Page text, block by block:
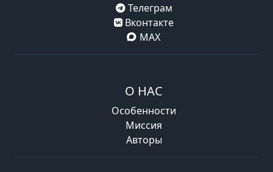
Телеграм
Вконтакте
MAX
О НАС
Особенности
Миссия
Авторы